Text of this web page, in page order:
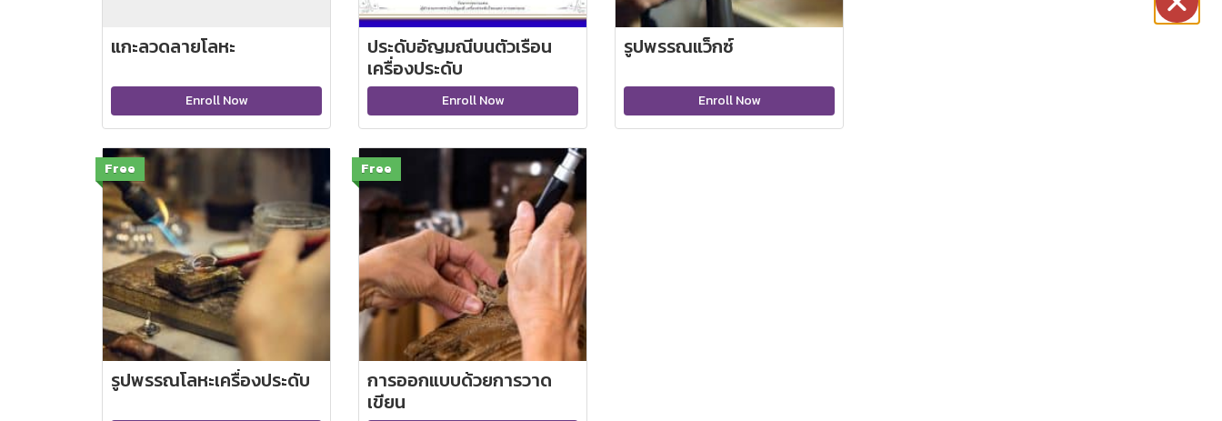
แกะลวดลายโลหะ
Enroll Now
ประดับอัญมณีบนตัวเรือน
เครื่องประดับ
Enroll Now
รูปพรรณแว็กซ์
Enroll Now
Free
รูปพรรณโลหะเครื่องประดับ
Free
การออกแบบด้วยการวาด
เขียน